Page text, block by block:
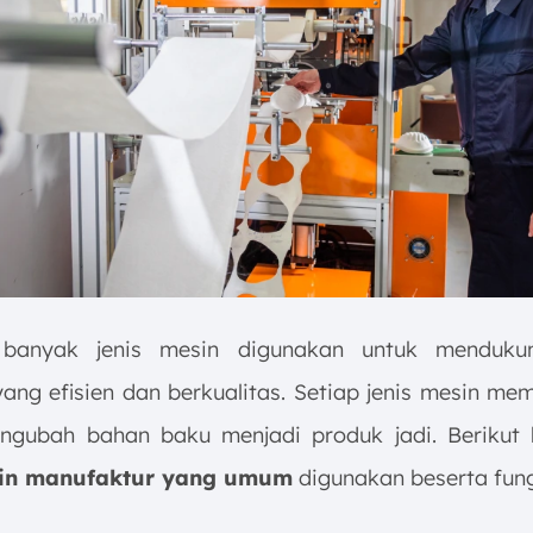
jenis mesin digunakan untuk
efisien dan berkualitas. Setiap jenis mesin
bahan baku menjadi produk jadi. Berikut
manufaktur yang umum digunakan beserta